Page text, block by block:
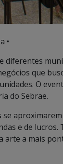
•
diferentes
que
O
do Sebrae.
e de lucros.
arte a mais